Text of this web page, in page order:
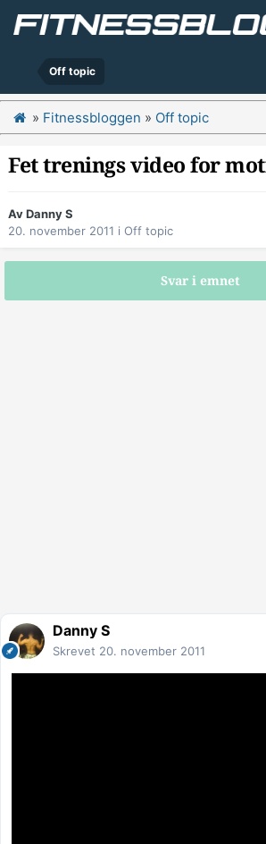
Off topic
» Fitnessbloggen » Off topic
Fet trenings video for
AvDanny S
20. november 2011 i Off topic
Svar i emnet
Danny S
Skrevet 20. november 2011